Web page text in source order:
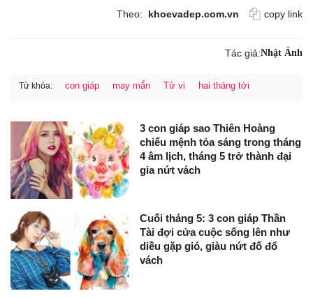
Theo: khoevadep.com.vn copy link
Tác giả:Nhật Ánh
Từ khóa: con giáp may mắn Tử vi hai tháng tới
3 con giáp sao Thiên Hoàng
chiếu mệnh tỏa sáng trong tháng
4 âm lịch, tháng 5 trở thành đại
gia nứt vách
Cuối tháng 5: 3 con giáp Thần
Tài đợi cửa cuộc sống lên như
diều gặp gió, giàu nứt đố đổ
vách